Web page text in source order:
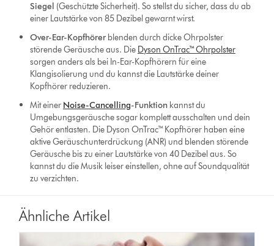
Siegel (Geschützte Sicherheit). So stellst du sicher, dass du ab
einer Lautstärke von 85 Dezibel gewarnt wirst.
Over-Ear-Kopfhörerblenden durch dicke Ohrpolster
störende Geräusche aus. Die Dyson OnTrac™ Ohrpolster
sorgen anders als bei In-Ear-Kopfhörern für eine
Klangisolierung und du kannst die Lautstärke deiner
Kopfhörer reduzieren.
Mit einer Noise-Cancelling-Funktionkannst du
Umgebungsgeräusche sogar komplett ausschalten und dein
Gehör entlasten. Die Dyson OnTrac™ Kopfhörer haben eine
aktive Geräuschunterdrückung (ANR) und blenden störende
Geräusche bis zu einer Lautstärke von 40 Dezibel aus. So
kannst du die Musik leiser einstellen, ohne auf Soundqualität
zu verzichten.
Ähnliche Artikel